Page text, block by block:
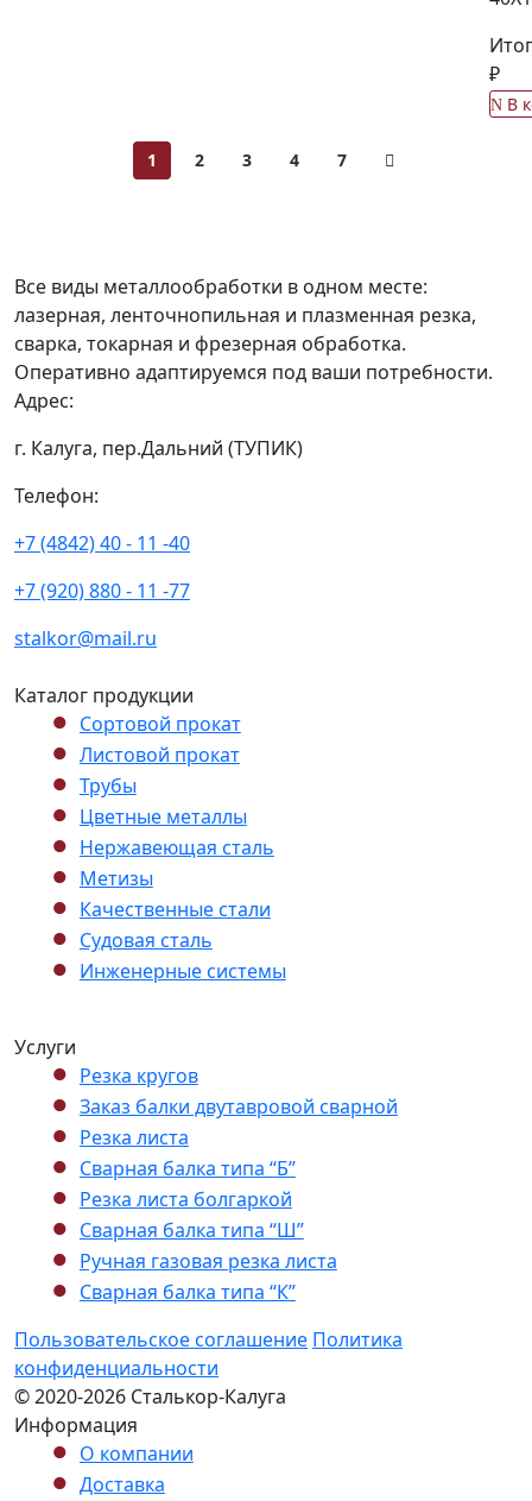
₽
В
1 2 3 4 7
Все виды металлообработки в одном месте:
лазерная, ленточнопильная и плазменная резка,
сварка, токарная и фрезерная обработка.
Оперативно адаптируемся под ваши потребности.
Адрес:
г. Калуга, пер.Дальний (ТУПИК)
Телефон:
+7 (4842) 40 - 11 -40
+7 (920) 880 - 11 -77
stalkor@mail.ru
Каталог продукции
Сортовой прокат
Листовой прокат
Трубы
Цветные металлы
Нержавеющая сталь
Метизы
Качественные стали
Судовая сталь
Инженерные системы
Услуги
Резка кругов
Заказ балки двутавровой сварной
Резка листа
Сварная балка типа “Б”
Резка листа болгаркой
Сварная балка типа “Ш”
Ручная газовая резка листа
Сварная балка типа “К”
Пользовательское соглашение Политика
конфиденциальности
© 2020-2026 Сталькор-Калуга
Информация
О компании
Доставка